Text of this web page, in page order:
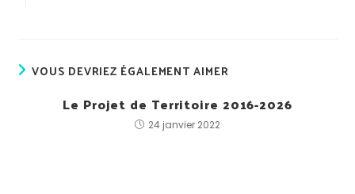
VOUS DEVRIEZ ÉGALEMENT AIMER
Le Projet de Territoire 2016-2026
24 janvier 2022